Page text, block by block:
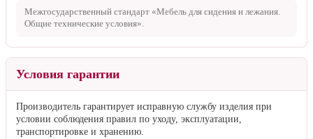
Межгосударственный стандарт «Мебель для сидения и лежания.
Общие технические условия».
Условия гарантии
Производитель гарантирует исправную службу изделия при
условии соблюдения правил по уходу, эксплуатации,
транспортировке и хранению.